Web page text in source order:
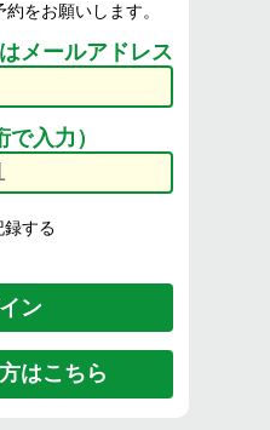
をお願いします。
メールアドレス
入力）
録する
はこちら